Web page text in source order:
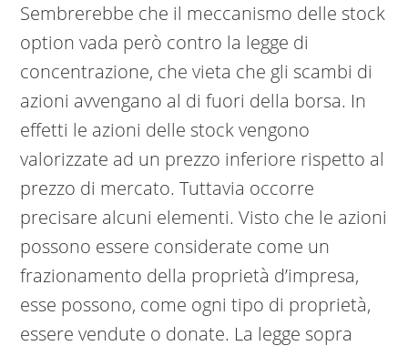
Sembrerebbe che il meccanismo delle stock
option vada però contro la legge di
concentrazione, che vieta che gli scambi di
azioni avvengano al di fuori della borsa. In
effetti le azioni delle stock vengono
valorizzate ad un prezzo inferiore rispetto al
prezzo di mercato. Tuttavia occorre
precisare alcuni elementi. Visto che le azioni
possono essere considerate come un
frazionamento della proprietà d’impresa,
esse possono, come ogni tipo di proprietà,
essere vendute o donate. La legge sopra